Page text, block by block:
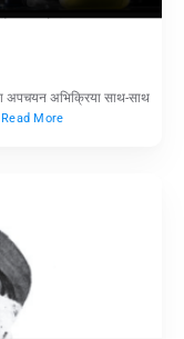
अपचयन अभिक्रिया साथ-साथ
Read More